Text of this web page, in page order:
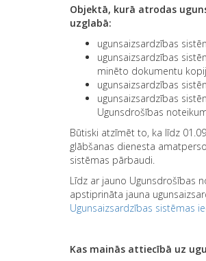
Objektā, kurā atrodas
uzglabā:
ugunsaizsardzības
ugunsaizsardzības
minēto dokumentu
ugunsaizsardzības
ugunsaizsardzības
Ugunsdrošības
Būtiski atzīmēt to, ka līdz
glābšanas dienesta
sistēmas pārbaudi.
Līdz ar jauno Ugunsdrošības
apstiprināta jauna
Ugunsaizsardzības sistēmas
Kas mainās attiecībā uz